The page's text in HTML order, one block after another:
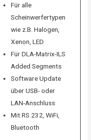
Für alle
Scheinwerfertypen
wie z.B. Halogen,
Xenon, LED
Für DLA-Matrix-ILS
Added Segments
Software Update
über USB- oder
LAN-Anschluss
Mit RS 232, WiFi,
Bluetooth